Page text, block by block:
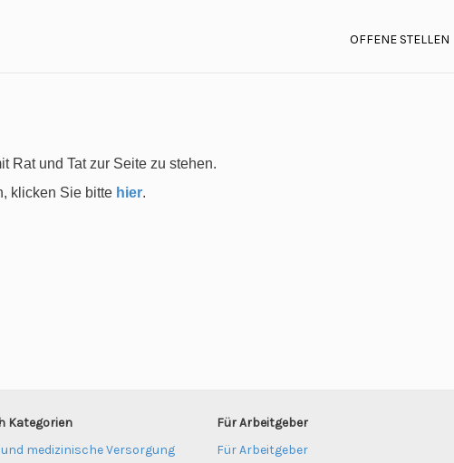
OFFENE STELLEN
Rat und Tat zur Seite zu stehen.
klicken Sie bitte hier.
Kategorien
medizinische Versorgung
Für Arbeitgeber
Für Arbeitgeber